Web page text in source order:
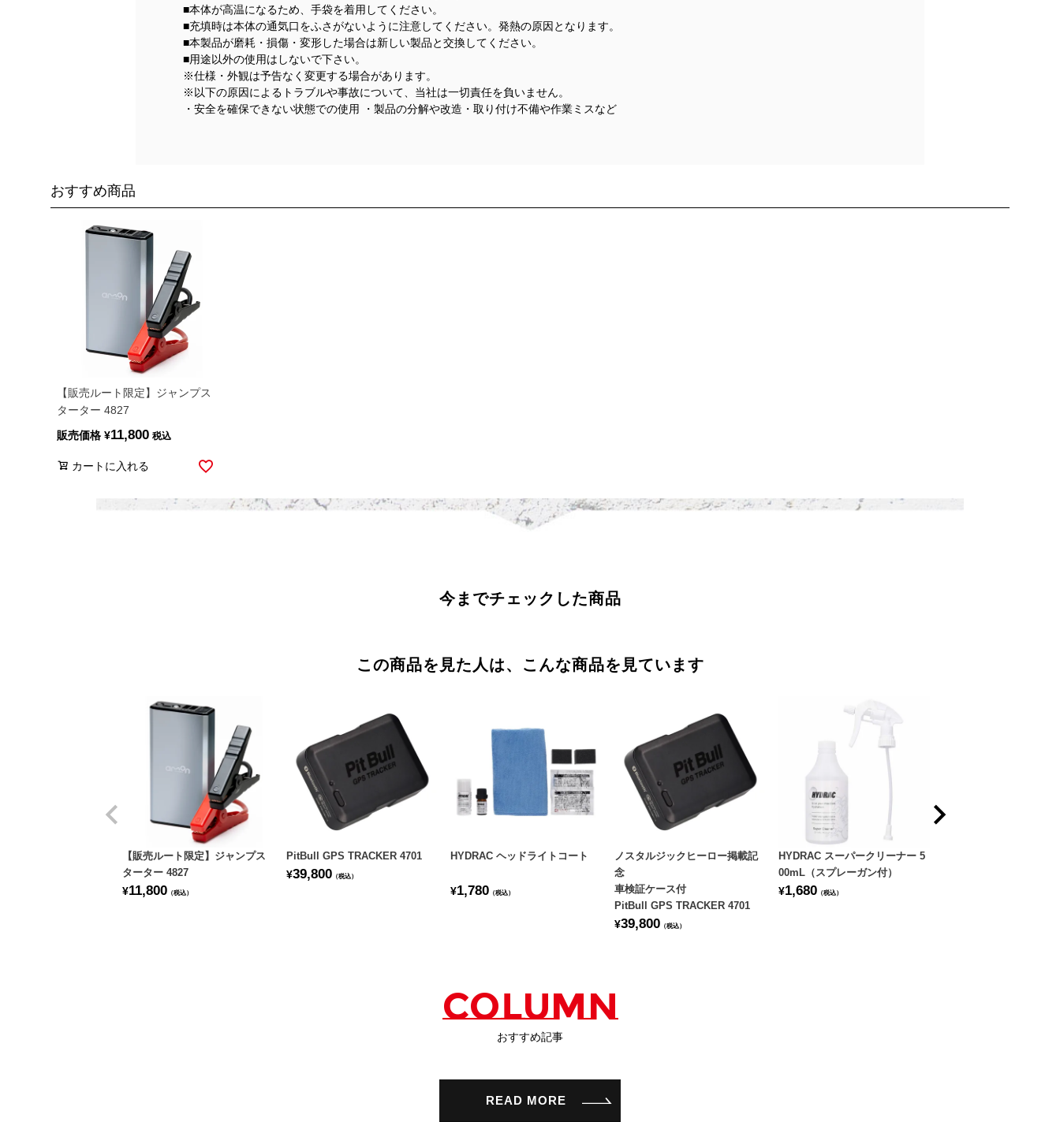
■本体が高温になるため、手袋を着用してください。
■充填時は本体の通気口をふさがないように注意してください。発熱の原因となります。
■本製品が磨耗・損傷・変形した場合は新しい製品と交換してください。
■用途以外の使用はしないで下さい。
※仕様・外観は予告なく変更する場合があります。
※以下の原因によるトラブルや事故について、当社は一切責任を負いません。
・安全を確保できない状態での使用 ・製品の分解や改造・取り付け不備や作業ミスなど
おすすめ商品
【販売ルート限定】ジャンプス
ターター 4827
販売価格 ¥11,800 税込
カートに入れる
今までチェックした商品
この商品を見た人は、こんな商品を見ています
【販売ルート限定】ジャンプス
ターター 4827
¥11,800 （税込）
PitBull GPS TRACKER 4701
¥39,800 （税込）
HYDRAC ヘッドライトコート
¥1,780 （税込）
ノスタルジックヒーロー掲載記
念
車検証ケース付
PitBull GPS TRACKER 4701
¥39,800 （税込）
HYDRAC スーパークリーナー 5
00mL（スプレーガン付）
¥1,680 （税込）
COLUMN
おすすめ記事
READ MORE